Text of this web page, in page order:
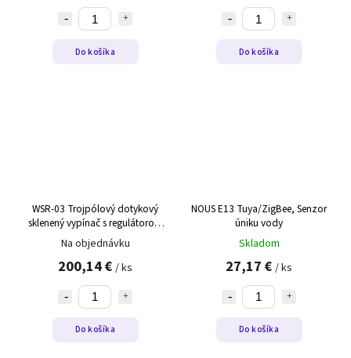
Do košíka Do košíka
WSR-03 Trojpólový dotykový
sklenený vypínač s regulátorom
teploty WSR-03 čierny,pravý
Na objednávku
200,14 € / ks
Do košíka
NOUS E13 Tuya/ZigBee, Senzor
úniku vody
Skladom
27,17 € / ks
Do košíka